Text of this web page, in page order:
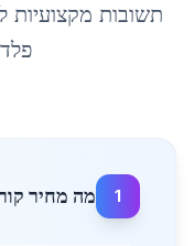
תשובות מקצועיות
1 מה מחיר